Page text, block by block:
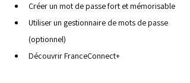
Créer un mot de passe fort et mémorisable
Utiliser un gestionnaire de mots de passe
(optionnel)
Découvrir FranceConnect+